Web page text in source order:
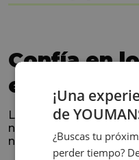
Confía en
elegido
La satisfacción y la
nuestra prioridad. Lee
nuestra historia.
¡Una
de
¿Buscas tu
perder tiempo?